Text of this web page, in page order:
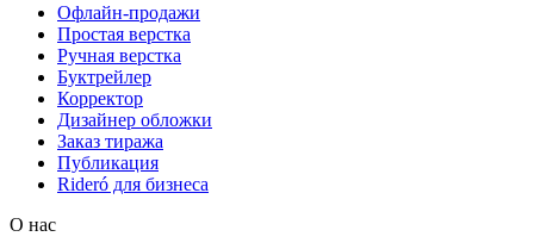
Офлайн-продажи
Простая верстка
Ручная верстка
Буктрейлер
Корректор
Дизайнер обложки
Заказ тиража
Публикация
Rideró для бизнеса
О нас